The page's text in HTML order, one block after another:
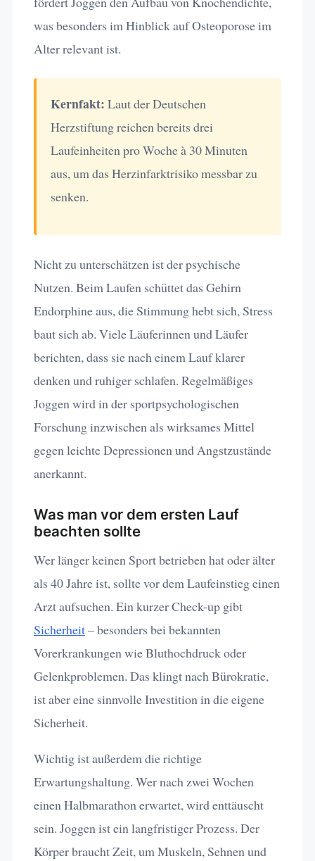
was besonders im Hinblick auf Osteoporose im
Alter relevant ist.
Kernfakt: Laut der Deutschen
Herzstiftung reichen bereits drei
Laufeinheiten pro Woche à 30 Minuten
aus, um das Herzinfarktrisiko messbar zu
senken.
Nicht zu unterschätzen ist der psychische
Nutzen. Beim Laufen schüttet das Gehirn
Endorphine aus, die Stimmung hebt sich, Stress
baut sich ab. Viele Läuferinnen und Läufer
berichten, dass sie nach einem Lauf klarer
denken und ruhiger schlafen. Regelmäßiges
Joggen wird in der sportpsychologischen
Forschung inzwischen als wirksames Mittel
gegen leichte Depressionen und Angstzustände
anerkannt.
Was man vor dem ersten Lauf
beachten sollte
Wer länger keinen Sport betrieben hat oder älter
als 40 Jahre ist, sollte vor dem Laufeinstieg einen
Arzt aufsuchen. Ein kurzer Check-up gibt
Sicherheit– besonders bei bekannten
Vorerkrankungen wie Bluthochdruck oder
Gelenkproblemen. Das klingt nach Bürokratie,
ist aber eine sinnvolle Investition in die eigene
Sicherheit.
Wichtig ist außerdem die richtige
Erwartungshaltung. Wer nach zwei Wochen
einen Halbmarathon erwartet, wird enttäuscht
sein. Joggen ist ein langfristiger Prozess. Der
Körper braucht Zeit, um Muskeln, Sehnen und